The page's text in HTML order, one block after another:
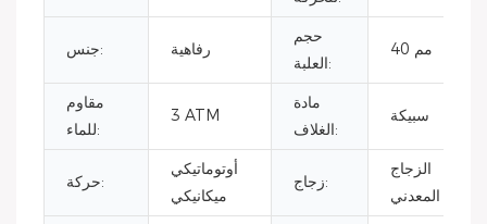
جنس: رفاهية
حجم
العلبة:
40 مم
مقاوم
للماء:
3 ATM
مادة
الغلاف:
سبيكة
حركة:
أوتوماتيكي
ميكانيكي
زجاج:
الزجاج
المعدني